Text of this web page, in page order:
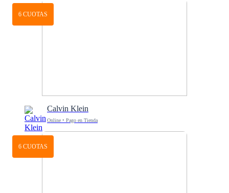
6 CUOTAS
Calvin Klein
Online • Pago en Tienda
6 CUOTAS